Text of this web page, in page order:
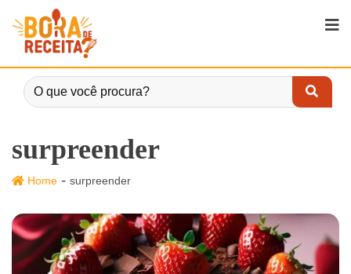
surpreender
Home - surpreender